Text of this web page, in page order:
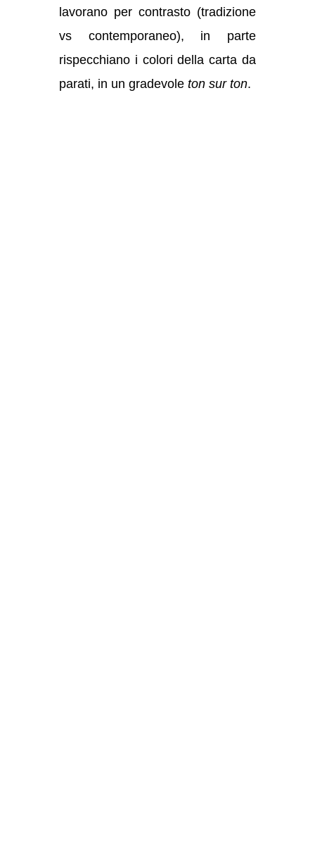
lavorano per contrasto (tradizione
vs contemporaneo), in parte
rispecchiano i colori della carta da
parati, in un gradevole ton sur ton.